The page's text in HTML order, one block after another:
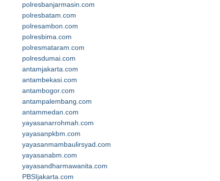
polresbanjarmasin.com
polresbatam.com
polresambon.com
polresbima.com
polresmataram.com
polresdumai.com
antamjakarta.com
antambekasi.com
antambogor.com
antampalembang.com
antammedan.com
yayasanarrohmah.com
yayasanpkbm.com
yayasanmambaulirsyad.com
yayasanabm.com
yayasandharmawanita.com
PBSIjakarta.com